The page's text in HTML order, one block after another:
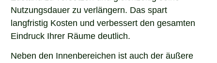
Nutzungsdauer zu verlängern. Das spart
langfristig Kosten und verbessert den gesamten
Eindruck Ihrer Räume deutlich.
Neben den Innenbereichen ist auch der äußere